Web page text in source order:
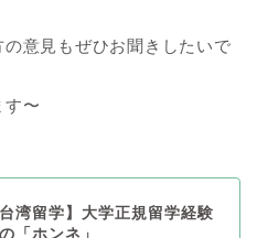
意見もぜひお聞きしたいで
す〜
台湾留学】大学正規留学経験
「ホンネ」